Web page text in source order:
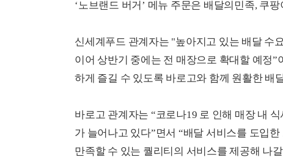
‘노브랜드 버거’ 메뉴 주문은 배달의민족, 쿠
신세계푸드 관계자는 "높아지고 있는 배달 수
이어 상반기 중에는 전 매장으로 확대할 예정
하게 즐길 수 있도록 바로고와 함께 원활한 배
바로고 관계자는 “코로나19 로 인해 매장 내
가 늘어나고 있다”면서 “배달 서비스를 도입
만족할 수 있는 퀄리티의 서비스를 제공해 나